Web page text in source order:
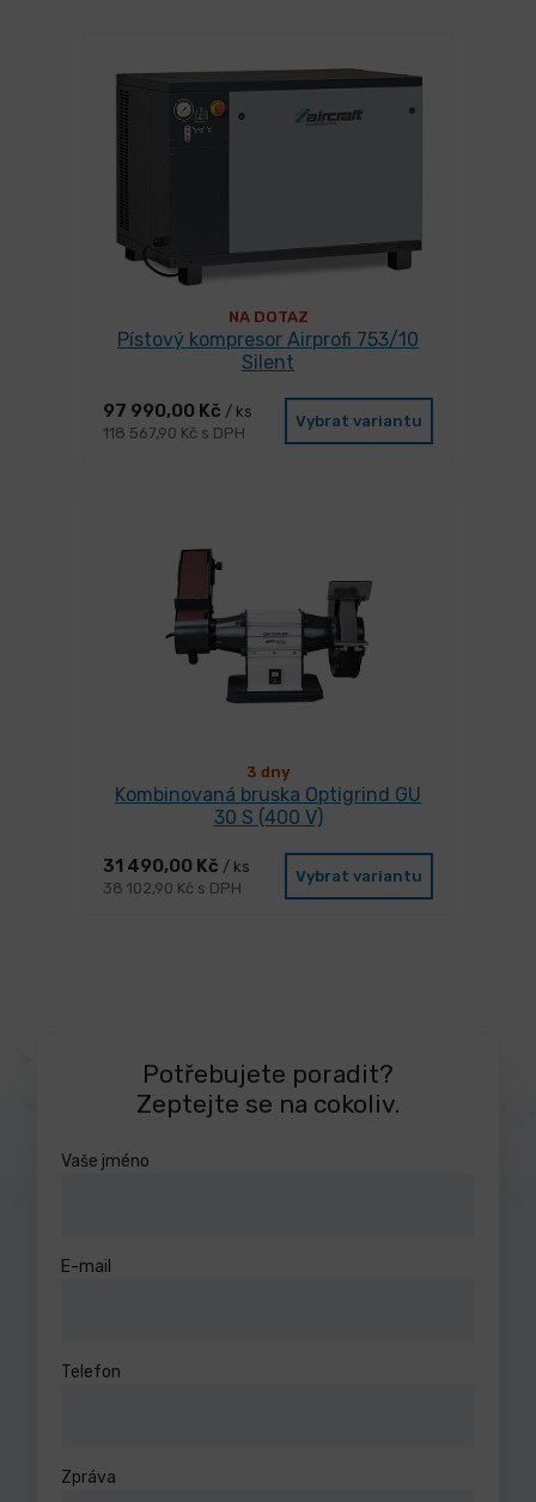
NA DOTAZ
Pístový kompresor Airprofi 753/10
Silent
97 990,00 Kč / ks
118 567,90 Kč s DPH
Vybrat variantu
3 dny
Kombinovaná bruska Optigrind GU
30 S (400 V)
31 490,00 Kč / ks
38 102,90 Kč s DPH
Vybrat variantu
Potřebujete poradit?
Zeptejte se na cokoliv.
Vaše jméno
E-mail
Telefon
Zpráva